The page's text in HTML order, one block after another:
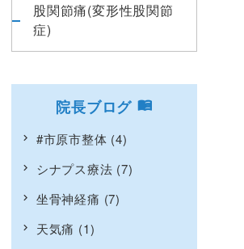
股関節痛(変形性股関節
症)
院長ブログ
#市原市整体 (4)
シナプス療法 (7)
坐骨神経痛 (7)
天気痛 (1)